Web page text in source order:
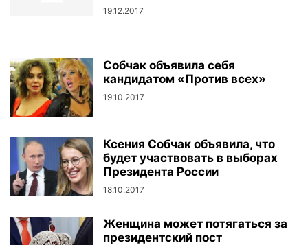
19.12.2017
Собчак объявила себя
кандидатом «Против всех»
19.10.2017
Ксения Собчак объявила, что
будет участвовать в выборах
Президента России
18.10.2017
Женщина может потягаться за
президентский пост